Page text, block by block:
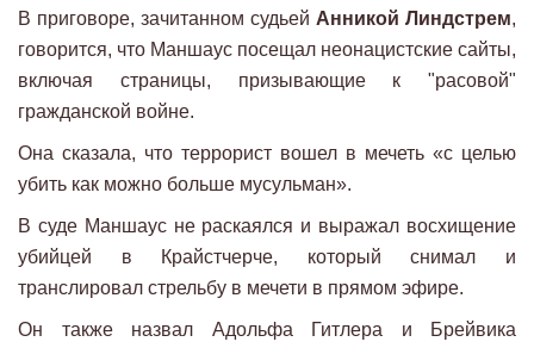
В приговоре, зачитанном судьей Анникой Линдстрем,
говорится, что Маншаус посещал неонацистские сайты,
включая страницы, призывающие к "расовой"
гражданской войне.
Она сказала, что террорист вошел в мечеть «с целью
убить как можно больше мусульман».
В суде Маншаус не раскаялся и выражал восхищение
убийцей в Крайстчерче, который снимал и
транслировал стрельбу в мечети в прямом эфире.
Он также назвал Адольфа Гитлера и Брейвика